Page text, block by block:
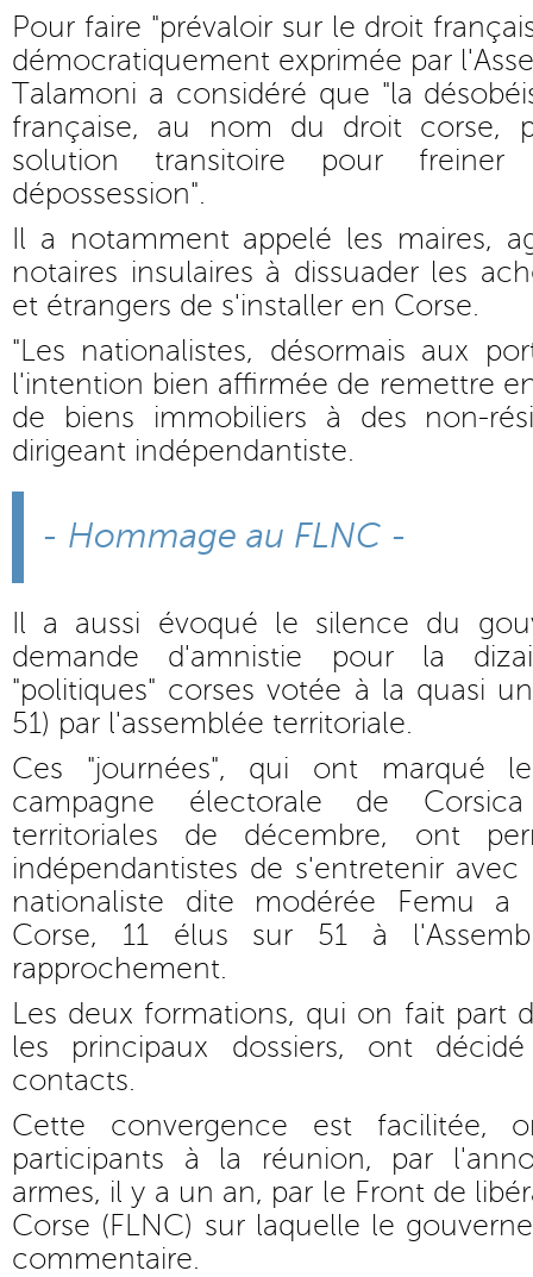
Pour faire "prévaloir sur le droit
démocratiquement exprimée par
Talamoni a considéré que "la
française, au nom du droit corse,
solution transitoire pour
dépossession".
Il a notamment appelé les maires,
notaires insulaires à dissuader les
et étrangers de s'installer en Corse.
"Les nationalistes, désormais aux
l'intention bien affirmée de remettre
de biens immobiliers à des non-
dirigeant indépendantiste.
- Hommage au FLNC -
Il a aussi évoqué le silence du
demande d'amnistie pour la
"politiques" corses votée à la quasi
51) par l'assemblée territoriale.
Ces "journées", qui ont marqué
campagne électorale de
territoriales de décembre, ont
indépendantistes de s'entretenir
nationaliste dite modérée Femu a
Corse, 11 élus sur 51 à
rapprochement.
Les deux formations, qui on fait part
les principaux dossiers, ont
contacts.
Cette convergence est facilitée,
participants à la réunion, par
armes, il y a un an, par le Front de
Corse (FLNC) sur laquelle le
commentaire.